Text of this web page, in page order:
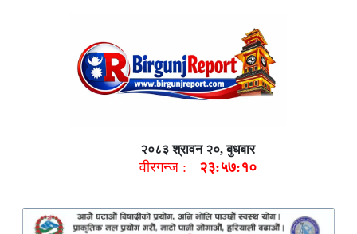
२०८३ श्रावन २०, बुधबार
वीरगन्ज : २३:५७:११